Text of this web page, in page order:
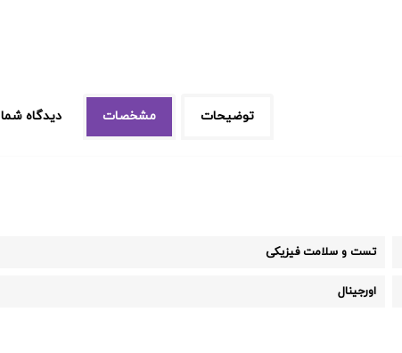
توضیحات مشخصات دیدگاه شما
تست و سلامت فیزیکی
اورجینال